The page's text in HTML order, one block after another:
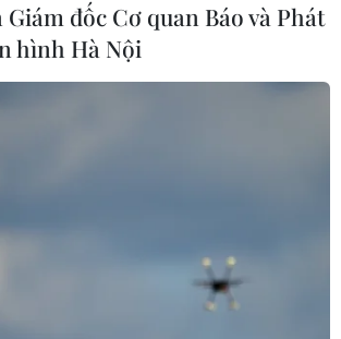
phiên bỏ phiếu bầu Chủ tịch Hạ viện Mỹ ở
DC.. (Ảnh: THX/TTXVN)
phe Cộng hòa nắm thế đa số,
đốc Cơ quan Báo và Phát
hình Hà Nội